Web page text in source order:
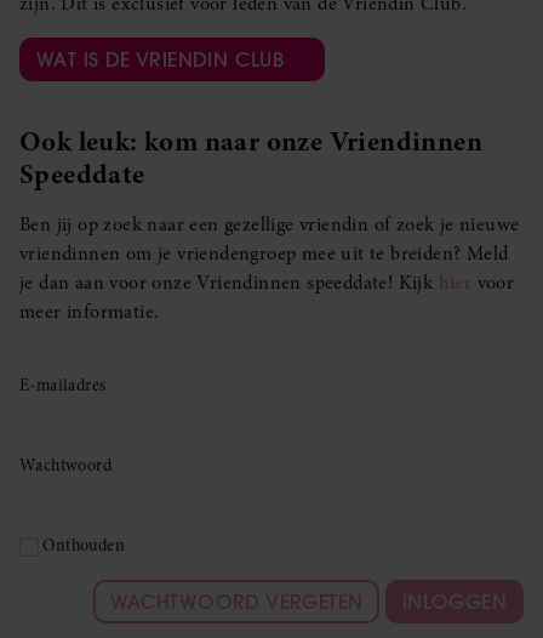
WAT IS DE VRIENDIN CLUB
Ook leuk: kom naar onze Vriendinnen
Speeddate
Ben jij op zoek naar een gezellige vriendin of zoek je nieuwe
vriendinnen om je vriendengroep mee uit te breiden? Meld
je dan aan voor onze Vriendinnen speeddate! Kijk hier voor
meer informatie.
E-mailadres
Wachtwoord
Onthouden
WACHTWOORD VERGETEN INLOGGEN